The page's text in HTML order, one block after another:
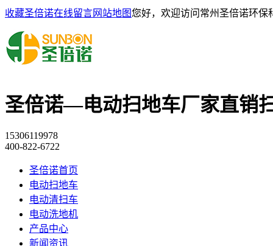
收藏圣倍诺在线留言网站地图您好，欢迎访问常州圣倍诺环保
圣倍诺—电动扫地车厂家直销
15306119978
400-822-6722
圣倍诺首页
电动扫地车
电动清扫车
电动洗地机
产品中心
新闻资讯